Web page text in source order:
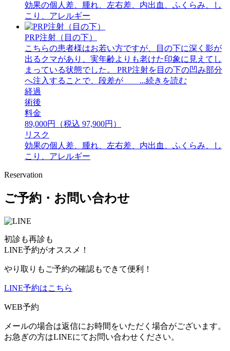
効果の個人差、腫れ、左右差、内出血、ふくらみ、し
こり、アレルギー
PRP注射（目の下）
こちらの患者様はお若い方ですが、目の下に深く影が
出るクマがあり、実年齢よりも老けた印象に見えてし
まっている状態でした。 PRP注射を目の下の凹み部分
へ注入することで、段差が ...続きを読む
経過
術後
料金
89,000円（税込 97,900円）
リスク
効果の個人差、腫れ、左右差、内出血、ふくらみ、し
こり、アレルギー
Reservation
ご予約・お問い合わせ
初診も再診も
LINE予約がオススメ！
やり取りもご予約の確認もできて便利！
LINE予約はこちら
WEB予約
メールの場合は返信にお時間をいただく場合がございます。
お急ぎの方はLINEにてお問い合わせください。